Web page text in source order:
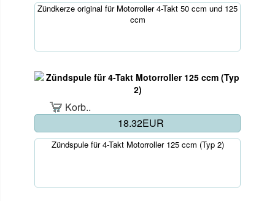
Zündkerze original für Motorroller 4-Takt 50 ccm und 125
ccm
Korb..
18.32EUR
Zündspule für 4-Takt Motorroller 125 ccm (Typ 2)